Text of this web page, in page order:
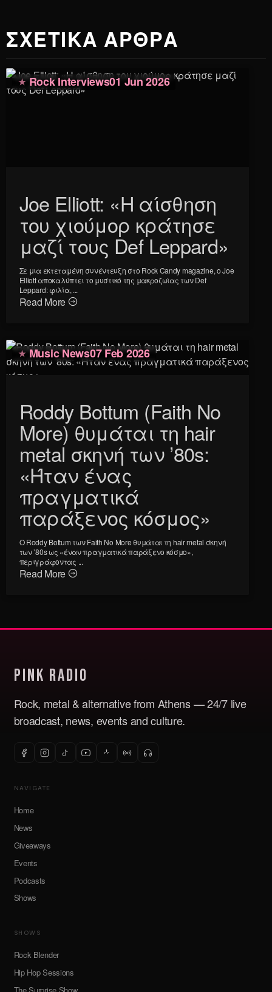
ΣΧΕΤΙΚΑ ΑΡΘΡΑ
Rock Interviews01 Jun 2026
Joe Elliott: «Η αίσθηση
του χιούμορ κράτησε
μαζί τους Def Leppard»
Σε μια εκτεταμένη συνέντευξη στο Rock Candy magazine, ο Joe
Elliott αποκαλύπτει το μυστικό της μακροζωίας των Def
Leppard: φιλία, ...
Read More
Music News07 Feb 2026
Roddy Bottum (Faith No
More) θυμάται τη hair
metal σκηνή των ’80s:
«Ήταν ένας
πραγματικά
παράξενος κόσμος»
Ο Roddy Bottum των Faith No More θυμάται τη hair metal σκηνή
των ’80s ως «έναν πραγματικά παράξενο κόσμο»,
περιγράφοντας ...
Read More
Pink Radio
Rock, metal & alternative from Athens — 24/7 live
broadcast, news, events and culture.
NAVIGATE
Home
News
Giveaways
Events
Podcasts
Shows
SHOWS
Rock Blender
Hip Hop Sessions